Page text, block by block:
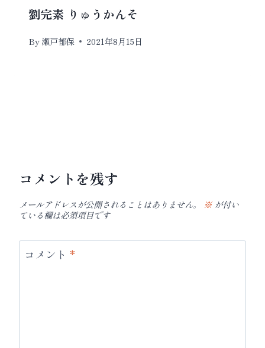
劉完素 りゅうかんそ
By瀬戸郁保 2021年8月15日
コメントを残す
メールアドレスが公開されることはありません。 ※が付い
ている欄は必須項目です
コメント *